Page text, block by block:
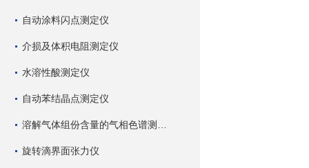
自动涂料闪点测定仪
介损及体积电阻测定仪
水溶性酸测定仪
自动苯结晶点测定仪
旋转滴界面张力仪